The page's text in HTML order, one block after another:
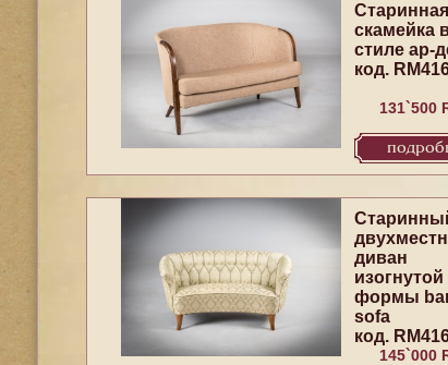
Старинная
скамейка
стиле ар-
код.
131`500
диван
изогнутой
формы
sofa
код.
145`000